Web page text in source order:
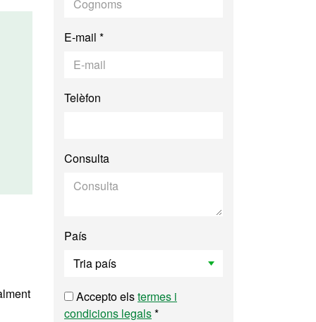
E-mail *
Telèfon
Consulta
País
Accepto elstermes i
condicions legals*